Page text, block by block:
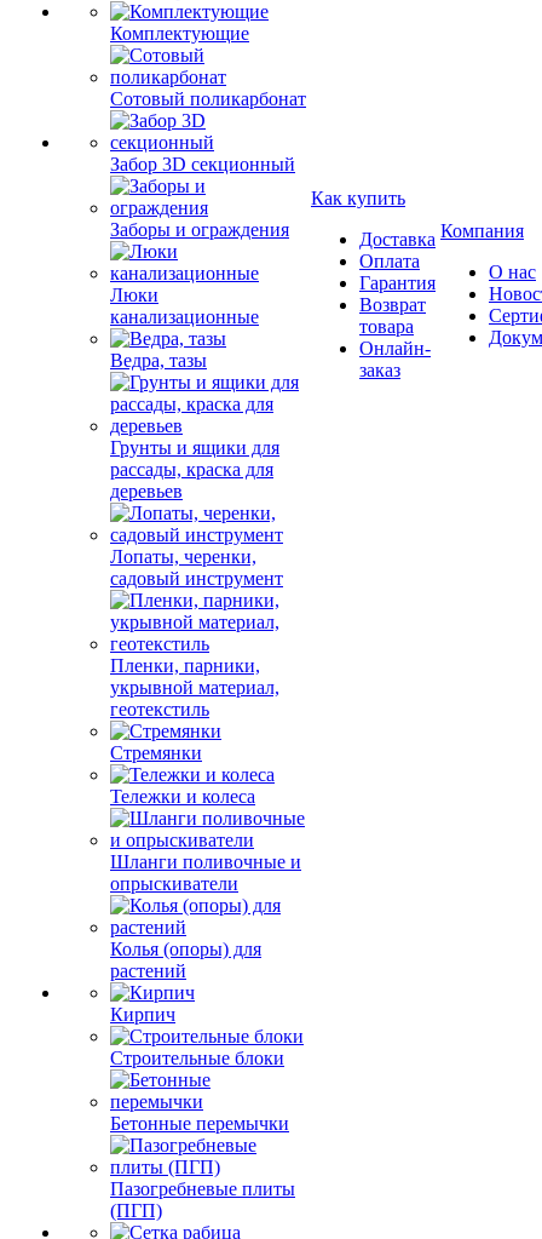
Комплектующие
Сотовый поликарбонат
Забор 3D секционный
Заборы и ограждения
Люки
канализационные
Ведра, тазы
Грунты и ящики для
рассады, краска для
деревьев
Лопаты, черенки,
садовый инструмент
Пленки, парники,
укрывной материал,
геотекстиль
Стремянки
Тележки и колеса
Шланги поливочные и
опрыскиватели
Колья (опоры) для
растений
Кирпич
Строительные блоки
Бетонные перемычки
Пазогребневые плиты
(ПГП)
Как купить
Доставка
Оплата
Гарантия
Возврат
товара
Онлайн-
заказ
Компания
О нас